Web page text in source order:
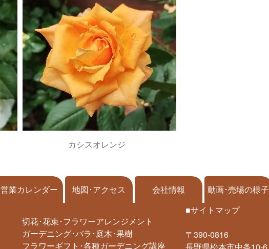
カシスオレンジ
営業カレンダー 地図･アクセス 会社情報 動画･売場の様子
切花･花束･フラワーアレンジメント
ガーデニング･バラ･庭木･果樹
フラワーギフト･各種ガーデニング講座
■サイトマップ
〒390-0816